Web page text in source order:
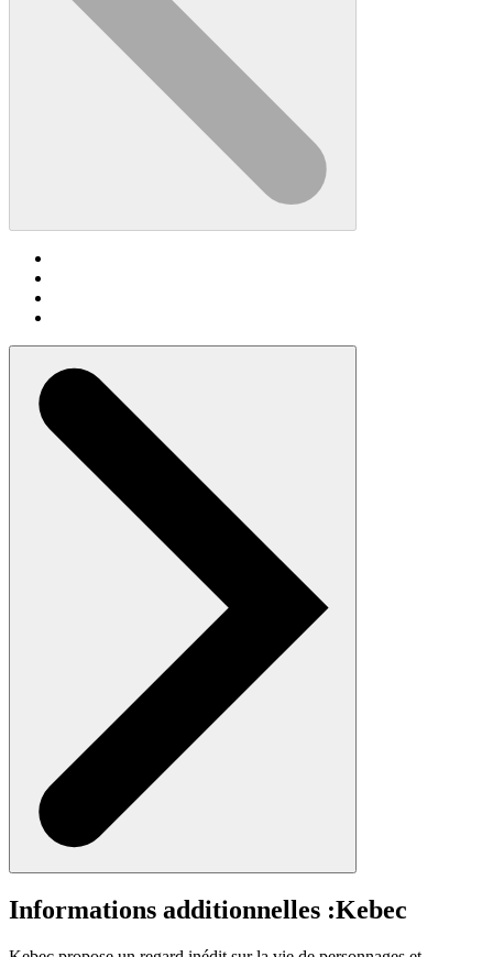
Informations additionnelles :Kebec